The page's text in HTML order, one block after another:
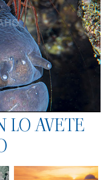
LO AVETE